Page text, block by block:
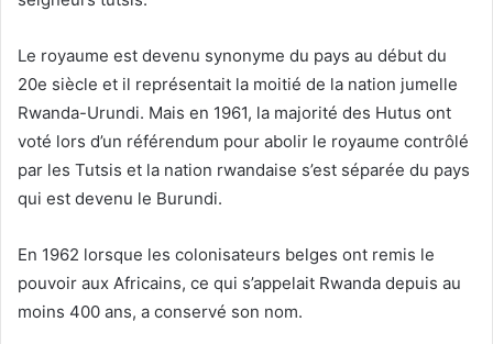
Le royaume est devenu synonyme du pays au début du
20e siècle et il représentait la moitié de la nation jumelle
Rwanda-Urundi. Mais en 1961, la majorité des Hutus ont
voté lors d’un référendum pour abolir le royaume contrôlé
par les Tutsis et la nation rwandaise s’est séparée du pays
qui est devenu le Burundi.
En 1962 lorsque les colonisateurs belges ont remis le
pouvoir aux Africains, ce qui s’appelait Rwanda depuis au
moins 400 ans, a conservé son nom.